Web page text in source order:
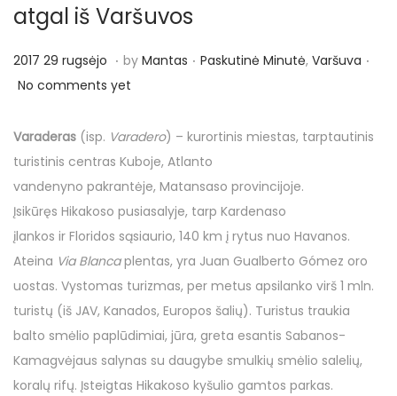
atgal iš Varšuvos
P
o
t
e
d
o
n
2017 29 rugsėjo 2
0
7
2
9
r
u
g
s
ė
j
o
. by Mantas . P
t
e
d
i
n
Paskutinė Minutė, Varšuva .
No comments yet
Varaderas (isp. Varadero) – kurortinis miestas, tarptautinis
turistinis centras Kuboje, Atlanto
vandenyno pakrantėje, Matansaso provincijoje.
Įsikūręs Hikakoso pusiasalyje, tarp Kardenaso
įlankos ir Floridos sąsiaurio, 140 km į rytus nuo Havanos.
Ateina Via Blancaplentas, yra Juan Gualberto Gómez oro
uostas. Vystomas turizmas, per metus apsilanko virš 1 mln.
turistų (iš JAV, Kanados, Europos šalių). Turistus traukia
balto smėlio paplūdimiai, jūra, greta esantis Sabanos-
Kamagvėjaus salynas su daugybe smulkių smėlio salelių,
koralų rifų. Įsteigtas Hikakoso kyšulio gamtos parkas.